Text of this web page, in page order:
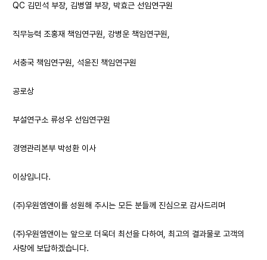
QC 김민석 부장, 김병열 부장, 박효근 선임연구원
직무능력 조홍재 책임연구원, 강병운 책임연구원,
서충국 책임연구원, 석윤진 책임연구원
공로상
부설연구소 류성우 선임연구원
경영관리본부 박성환 이사
이상입니다.
(주)우원엠앤이를 성원해 주시는 모든 분들께 진심으로 감사드리며
(주)우원엠앤이는 앞으로 더욱더 최선을 다하여, 최고의 결과물로 고객의
사랑에 보답하겠습니다.